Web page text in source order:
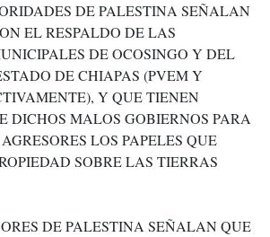
DE PALESTINA SEÑALAN
EL RESPALDO DE LAS
DE OCOSINGO Y DEL
DE CHIAPAS (PVEM Y
Y QUE TIENEN
DICHOS MALOS GOBIERNOS PARA
LOS PAPELES QUE
SOBRE LAS TIERRAS
DE PALESTINA SEÑALAN QUE